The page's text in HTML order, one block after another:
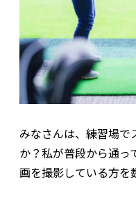
みなさんは、練習場で
か？私が普段から通っ
画を撮影している方を